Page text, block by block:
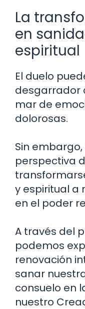
La
en
espiritual
El duelo
desgarrador
mar de
dolorosas.
Sin
perspectiva
y espiritual a
en el poder
A través del
podemos
renovación
sanar
consuelo en
nuestro